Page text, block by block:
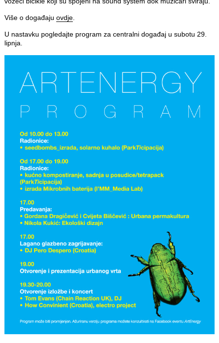
Više o događaju ovdje.
U nastavku pogledajte program za centralni događaj u subotu 29.
lipnja.